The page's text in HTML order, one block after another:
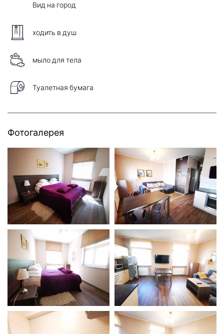
Вид на город
ходить в душ
мыло для тела
Туалетная бумага
Фотогалерея